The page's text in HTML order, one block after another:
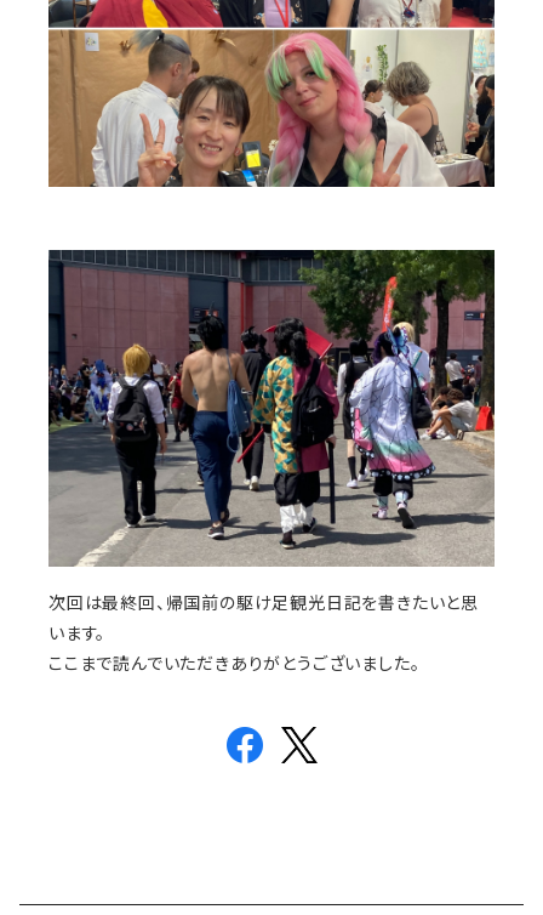
次回は最終回、帰国前の駆け足観光日記を書きたいと思
います。
ここまで読んでいただきありがとうございました。